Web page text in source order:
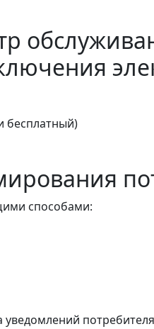
бесплатный)
способами:
уведомлений